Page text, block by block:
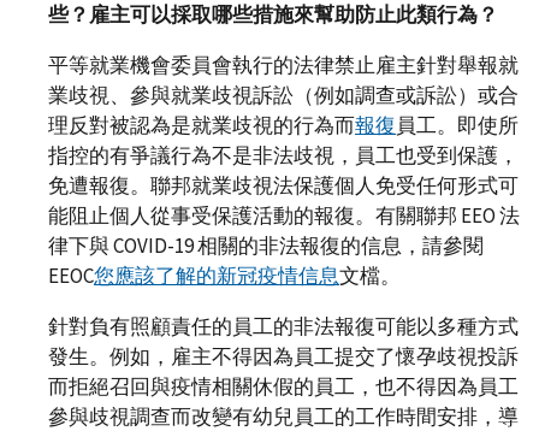
些？雇主可以採取哪些措施來幫助防止此類行為？
平等就業機會委員會執行的法律禁止雇主針對舉報就
業歧視、參與就業歧視訴訟（例如調查或訴訟）或合
理反對被認為是就業歧視的行為而報復 員工。即使所
指控的有爭議行為不是非法歧視，員工也受到保護，
免遭報復。聯邦就業歧視法保護個人免受任何形式可
能阻止個人從事受保護活動的報復。有關聯邦 EEO 法
律下與 COVID-19 相關的非法報復的信息，請參閱
EEOC您應該了解的新冠疫情信息文檔。
針對負有照顧責任的員工的非法報復可能以多種方式
發生。例如，雇主不得因為員工提交了懷孕歧視投訴
而拒絕召回與疫情相關休假的員工，也不得因為員工
參與歧視調查而改變有幼兒員工的工作時間安排，導